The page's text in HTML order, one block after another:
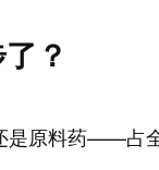
？
是原料药——占全